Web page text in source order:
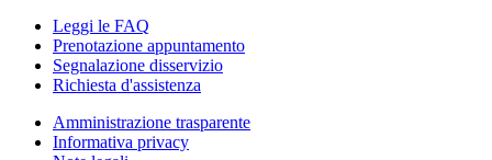
Leggi le FAQ
Prenotazione appuntamento
Segnalazione disservizio
Richiesta d'assistenza
Amministrazione trasparente
Informativa privacy